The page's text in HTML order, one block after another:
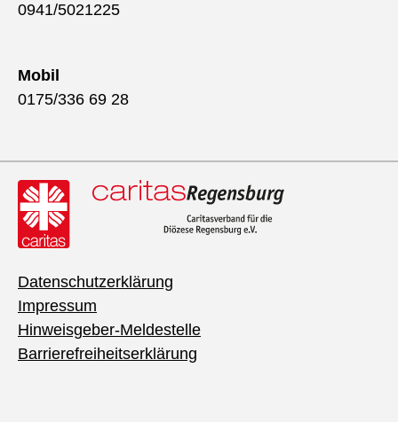
0941/5021225
Mobil
0175/336 69 28
Datenschutzerklärung
Impressum
Hinweisgeber-Meldestelle
Barrierefreiheitserklärung